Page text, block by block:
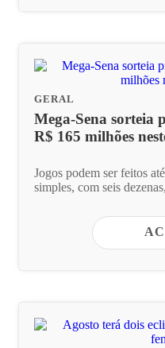
GERAL
Mega-Sena sorteia
R$ 165 milhões
Jogos podem ser feitos
simples, com seis